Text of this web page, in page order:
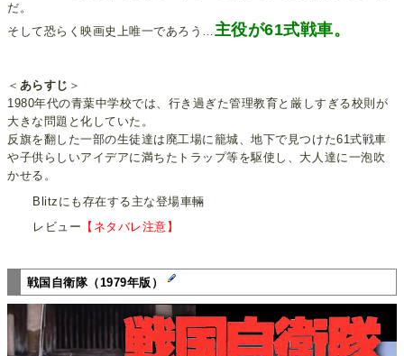
だ。
そして恐らく映画史上唯一であろう…主役が61式戦車。
＜ あらすじ ＞
1980年代の青葉中学校では、行き過ぎた管理教育と厳しすぎる校則が
大きな問題と化していた。
反旗を翻した一部の生徒達は廃工場に籠城、地下で見つけた61式戦車
や子供らしいアイデアに満ちたトラップ等を駆使し、大人達に一泡吹
かせる。
Blitzにも存在する主な登場車輛
レビュー 【ネタバレ注意】
戦国自衛隊（1979年版）